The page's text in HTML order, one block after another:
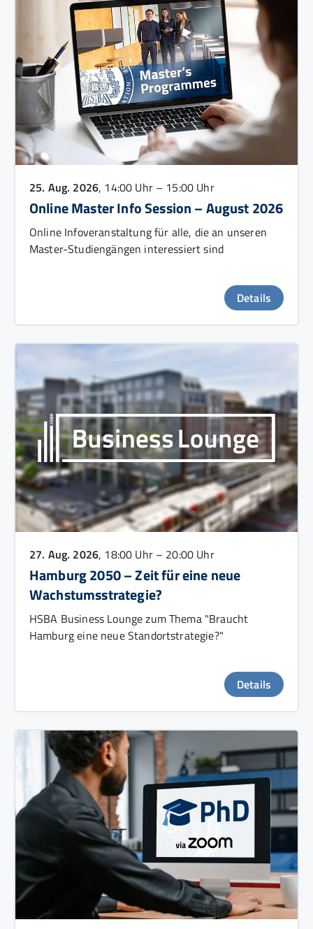
25. Aug. 2026, 14:00 Uhr – 15:00 Uhr
Online Master Info Session – August 2026
Online Infoveranstaltung für alle, die an unseren
Master-Studiengängen interessiert sind
Details
27. Aug. 2026, 18:00 Uhr – 20:00 Uhr
Hamburg 2050 – Zeit für eine neue
Wachstumsstrategie?
HSBA Business Lounge zum Thema "Braucht
Hamburg eine neue Standortstrategie?"
Details